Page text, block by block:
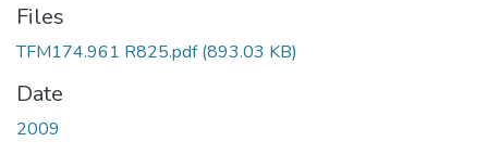
Files
TFM174.961 R825.pdf(893.03 KB)
Date
2009